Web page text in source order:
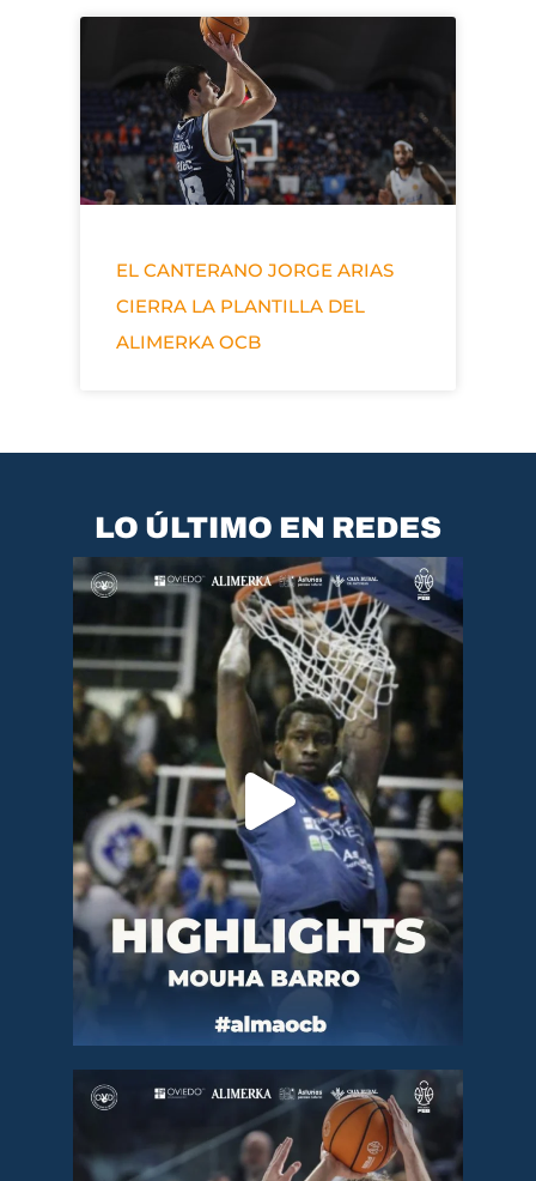
EL CANTERANO JORGE ARIAS
CIERRA LA PLANTILLA DEL
ALIMERKA OCB
LO ÚLTIMO EN REDES